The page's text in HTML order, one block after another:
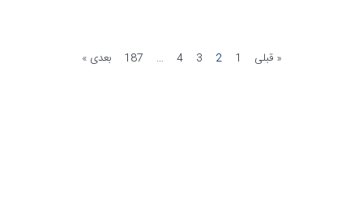
« قبلی 1
2
3
4
…
187 بعدی »